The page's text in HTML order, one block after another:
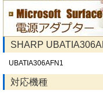
SHARP
UBATIA306AFN1
対応機種